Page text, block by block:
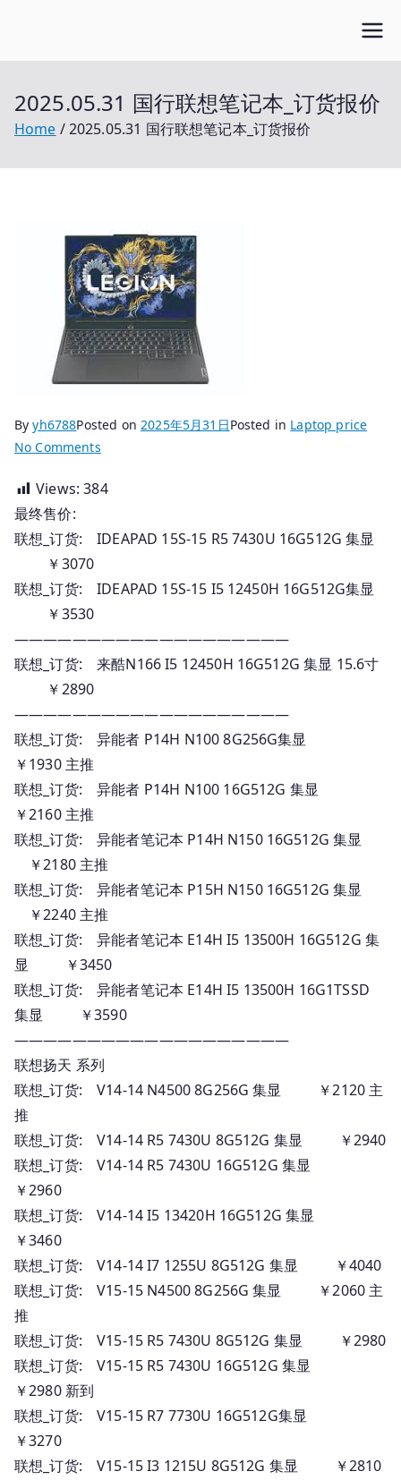
2025.05.31 国行联想笔记本_订货报价
Home 2025.05.31 国行联想笔记本_订货报价
Byyh6788Posted on2025年5月31日Posted in Laptop price
No Commentson
国
联
笔
_
订
报
价
Views: 384
最终售价:
联想_订货: IDEAPAD 15S-15 R5 7430U 16G512G 集显
￥3070
联想_订货: IDEAPAD 15S-15 I5 12450H 16G512G集显
￥3530
———————————————————
联想_订货: 来酷N166 I5 12450H 16G512G 集显 15.6寸
￥2890
———————————————————
联想_订货: 异能者 P14H N100 8G256G集显
￥1930 主推
联想_订货: 异能者 P14H N100 16G512G 集显
￥2160 主推
联想_订货: 异能者笔记本 P14H N150 16G512G 集显
￥2180 主推
联想_订货: 异能者笔记本 P15H N150 16G512G 集显
￥2240 主推
联想_订货: 异能者笔记本 E14H I5 13500H 16G512G 集
显 ￥3450
联想_订货: 异能者笔记本 E14H I5 13500H 16G1TSSD
集显 ￥3590
———————————————————
联想扬天 系列
联想_订货: V14-14 N4500 8G256G 集显 ￥2120 主
推
联想_订货: V14-14 R5 7430U 8G512G 集显 ￥2940
联想_订货: V14-14 R5 7430U 16G512G 集显
￥2960
联想_订货: V14-14 I5 13420H 16G512G 集显
￥3460
联想_订货: V14-14 I7 1255U 8G512G 集显 ￥4040
联想_订货: V15-15 N4500 8G256G 集显 ￥2060 主
推
联想_订货: V15-15 R5 7430U 8G512G 集显 ￥2980
联想_订货: V15-15 R5 7430U 16G512G 集显
￥2980 新到
联想_订货: V15-15 R7 7730U 16G512G集显
￥3270
联想_订货: V15-15 I3 1215U 8G512G 集显 ￥2810